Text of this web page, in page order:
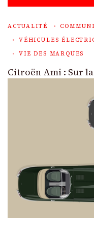
ACTUALITÉ
VÉHICULES
VIE DES MARQUES
Citroën Ami : Sur